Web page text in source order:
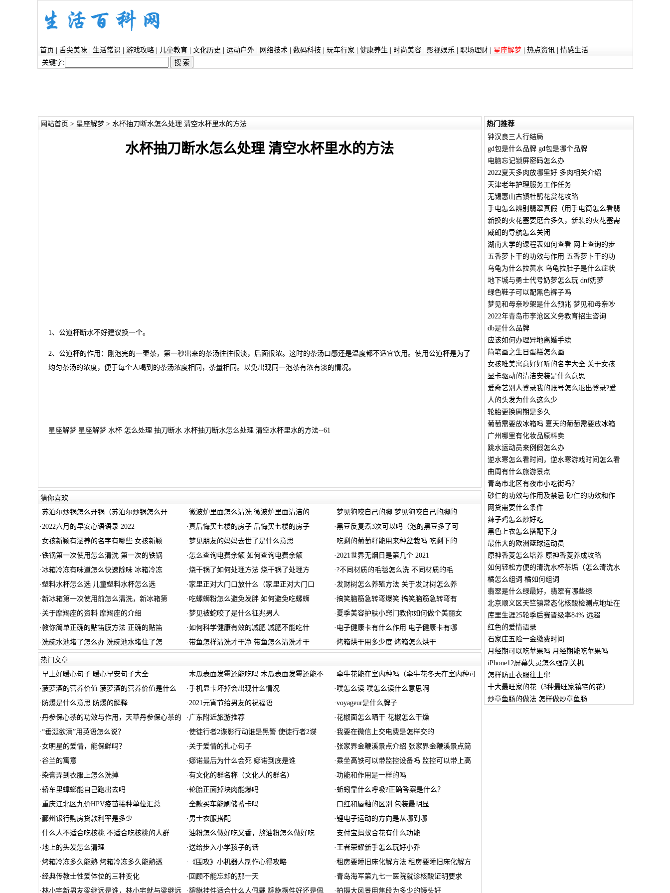
首页 舌尖美味| 生活常识 游戏攻略| 儿童教育| 文化历史 运动户外| 网络技术| 数码科技 玩车行家 健康养生 时尚美容| 影视娱乐 职场理财| 星座解梦| 热点资讯| 情感生活
关键字:
网站首页 > 星座解梦> 水杯抽刀断水怎么处理 清空水杯里水的方法
水杯抽刀断水怎么处理 清空水杯里水的方法
1、公道杯断水不好建议换一个。
2、公道杯的作用：刚泡完的一壶茶，第一秒出来的茶汤往往很淡，后面很浓。这时的茶汤口感还是温度都不适宜饮用。使用公道杯是为了
均匀茶汤的浓度，便于每个人喝到的茶汤浓度相同，茶量相同。以免出现同一泡茶有浓有淡的情况。
星座解梦 星座解梦 水杯 怎么处理 抽刀断水 水杯抽刀断水怎么处理 清空水杯里水的方法--61
猜你喜欢
·苏泊尔炒锅怎么开锅（苏泊尔炒锅怎么开 ·微波炉里面怎么清洗 微波炉里面清洁的 ·梦见狗咬自己的脚 梦见狗咬自己的脚的
·2022六月的早安心语语录 2022 ·真后悔买七楼的房子 后悔买七楼的房子 ·黑豆反复煮3次可以吗（泡的黑豆多了可
·女孩新颖有涵养的名字有哪些 女孩新颖 ·梦见朋友的妈妈去世了是什么意思 · 吃剩的葡萄籽能用来种盆栽吗 吃剩下的
·铁锅第一次使用怎么清洗 第一次的铁锅 · 怎么查询电费余额 如何查询电费余额 ·2021世界无烟日是第几个 2021
·冰箱冷冻有味道怎么快速除味 冰箱冷冻 · 烧干锅了如何处理方法 烧干锅了处理方 ·?不同材质的毛毯怎么洗 不同材质的毛
·塑料水杯怎么选 儿童塑料水杯怎么选 · 家里正对大门口放什么（家里正对大门口 ·发财树怎么养殖方法 关于发财树怎么养
·新冰箱第一次使用前怎么清洗，新冰箱第 · 吃螺蛳粉怎么避免发胖 如何避免吃螺蛳 ·搞笑脑筋急转弯爆笑 搞笑脑筋急转弯有
· 关于摩羯座的资料 摩羯座的介绍 ·梦见被蛇咬了是什么征兆男人 · 夏季美容护肤小窍门教你如何做个美丽女
·教你简单正确的贴笛膜方法 正确的贴笛 ·如何科学健康有效的减肥 减肥不能吃什 · 电子健康卡有什么作用 电子健康卡有哪
· 洗碗水池堵了怎么办 洗碗池水堵住了怎 ·带鱼怎样清洗才干净 带鱼怎么清洗才干 ·烤箱烘干用多少度 烤箱怎么烘干
热门文章
·早上好暖心句子 暖心早安句子大全 ·木瓜表面发霉还能吃吗 木瓜表面发霉还能不 ·牵牛花能在室内种吗（牵牛花冬天在室内种可
·菠萝酒的营养价值 菠萝酒的营养价值是什么 ·手机显卡坏掉会出现什么情况 · 噗怎么读 噗怎么读什么意思啊
· 防爆是什么意思 防爆的解释 ·2021元宵节给男友的祝福语 ·voyageur是什么牌子
·丹参保心茶的功效与作用，天草丹参保心茶的 · 广东附近旅游推荐 ·花椒面怎么晒干 花椒怎么干燥
·“垂涎欲滴”用英语怎么说？ ·使徒行者2谍影行动谁是黑警 使徒行者2谍 ·我要在微信上交电费是怎样交的
·女明星的爱情，能保鲜吗？ · 关于爱情的扎心句子 · 张家界金鞭溪景点介绍 张家界金鞭溪景点简
·谷兰的寓意 ·娜诺最后为什么会死 娜诺到底是谁 · 乘坐高铁可以带监控设备吗 监控可以带上高
·染膏弄到衣服上怎么洗掉 ·有文化的群名称（文化人的群名） ·功能和作用是一样的吗
·轿车里蟑螂能自己跑出去吗 ·轮胎正面掉块肉能爆吗 · 蚯蚓靠什么呼吸?正确答案是什么？
·重庆江北区九价HPV疫苗接种单位汇总 ·全款买车能刷储蓄卡吗 · 口红和唇釉的区别 包装最明显
· 鄞州银行购房贷款利率是多少 · 男士衣服搭配 ·锂电子运动的方向是从哪到哪
·什么人不适合吃核桃 不适合吃核桃的人群 ·油粉怎么做好吃又香，熬油粉怎么做好吃 · 支付宝蚂蚁合花有什么功能
·地上的头发怎么清理 ·送给步入小学孩子的话 · 王者荣耀新手怎么玩好小乔
·烤箱冷冻多久能熟 烤箱冷冻多久能熟透 · 《围攻》小机器人制作心得攻略 ·租房要睡旧床化解方法 租房要睡旧床化解方
·经典传教士性爱体位的三种变化 · 回顾不能忘却的那一天 ·青岛海军第九七一医院就诊核酸证明要求
·林小宅新男友梁继远是谁，林小宅就与梁继远 ·貔貅挂件适合什么人佩戴 貔貅摆件好还是佩 ·拍摄大风景用焦段为多少的镜头好
热门推荐
钟汉良三人行结局
gd包是什么品牌 gd包是哪个品牌
电脑忘记锁屏密码怎么办
2022夏天多肉放哪里好 多肉相关介绍
天津老年护理服务工作任务
无锡惠山古镇杜鹃花赏花攻略
手电怎么辨别翡翠真假（用手电筒怎么看翡
新换的火花塞要磨合多久，新装的火花塞需
威朗的导航怎么关闭
湖南大学的课程表如何查看 网上查询的步
五香萝卜干的功效与作用 五香萝卜干的功
乌龟为什么拉黄水 乌龟拉肚子是什么症状
地下城与勇士代号奶萝怎么玩 dnf奶萝
绿色鞋子可以配黑色裤子吗
梦见和母亲吵架是什么预兆 梦见和母亲吵
2022年青岛市李沧区义务教育招生咨询
db是什么品牌
应该如何办理异地离婚手续
简笔画之生日蛋糕怎么画
女孩唯美寓意好好听的名字大全 关于女孩
显卡驱动的清洁安装是什么意思
爱奇艺别人登录我的账号怎么退出登录?爱
人的头发为什么这么少
轮胎更换周期是多久
葡萄需要放冰箱吗 夏天的葡萄需要放冰箱
广州哪里有化妆品原料卖
跳水运动员来例假怎么办
逆水寒怎么看时间，逆水寒游戏时间怎么看
曲周有什么旅游景点
青岛市北区有夜市小吃街吗？
砂仁的功效与作用及禁忌 砂仁的功效和作
网贷需要什么条件
辣子鸡怎么炒好吃
黑色上衣怎么搭配下身
最伟大的欧洲篮球运动员
原神香菱怎么培养 原神香菱养成攻略
如何轻松方便的清洗水杯茶垢（怎么清洗水
橘怎么组词 橘如何组词
翡翠是什么绿最好，翡翠有哪些绿
北京顺义区天竺镇常态化核酸检测点地址在
库里生涯25轮季后赛晋级率84% 远超
红色的爱情语录
石家庄五险一金缴费时间
月经期可以吃苹果吗 月经期能吃苹果吗
iPhone12屏幕失灵怎么强制关机
怎样防止衣服往上窜
十大最旺家的花（3种最旺家镇宅的花）
炒章鱼肠的做法 怎样做炒章鱼肠